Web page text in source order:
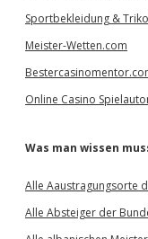
Sportbekleidung &
Meister-Wetten.com
Online Casino
Was man wissen
Alle Aaustragungsorte
Alle Absteiger der